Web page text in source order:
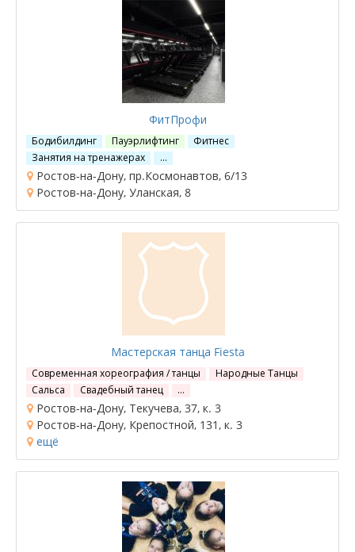
ФитПрофи
Бодибилдинг Пауэрлифтинг
Фитнес
Занятия на тренажерах
…
Ростов-на-Дону, пр.Космонавтов, 6/13
Ростов-на-Дону, Уланская, 8
Мастерская танца Fiesta
Современная хореография / танцы
Народные Танцы
Сальса
Свадебный танец …
Ростов-на-Дону, Текучева, 37, к. 3
Ростов-на-Дону, Крепостной, 131, к. 3
ещё